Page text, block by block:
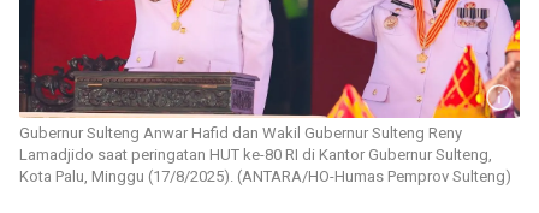
Gubernur Sulteng Anwar Hafid dan Wakil Gubernur Sulteng Reny
Lamadjido saat peringatan HUT ke-80 RI di Kantor Gubernur Sulteng,
Kota Palu, Minggu (17/8/2025). (ANTARA/HO-Humas Pemprov Sulteng)